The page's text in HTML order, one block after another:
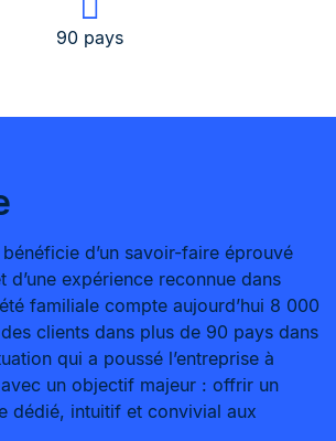
90 pays
d’un savoir-faire éprouvé
d’une expérience reconnue dans
familiale compte aujourd’hui 8 000
clients dans plus de 90 pays dans
qui a poussé l’entreprise à
un objectif majeur : offrir un
dédié, intuitif et convivial aux